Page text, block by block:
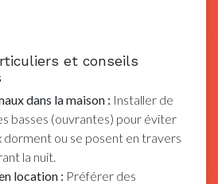
et conseils
dans la maison : Installer de
basses (ouvrantes) pour éviter
dorment ou se posent en travers
la nuit.
location : Préférer des